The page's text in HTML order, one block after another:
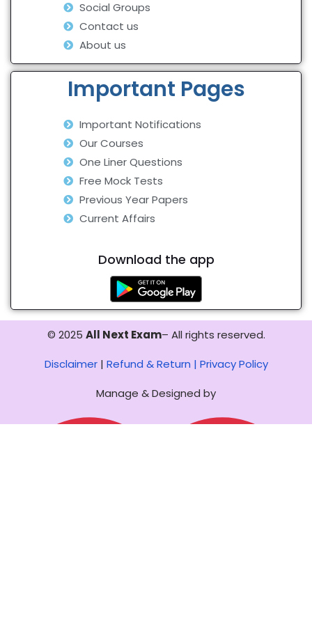
Social Groups
Contact us
About us
Important Pages
Important Notifications
Our Courses
One Liner Questions
Free Mock Tests
Previous Year Papers
Current Affairs
Download the app
© 2025 All Next Exam– All rights reserved.
Disclaimer| Refund & Return | Privacy Policy
Manage & Designed by